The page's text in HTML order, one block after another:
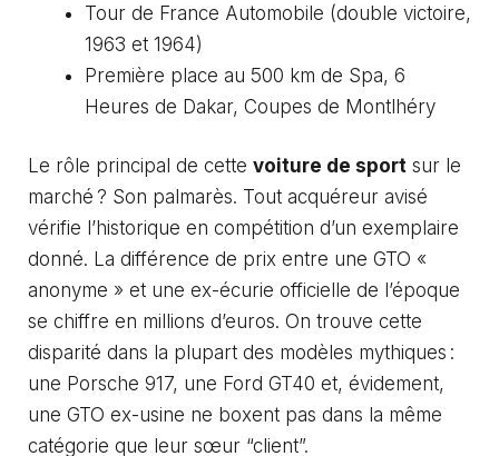
Tour de France Automobile (double victoire,
1963 et 1964)
Première place au 500 km de Spa, 6
Heures de Dakar, Coupes de Montlhéry
Le rôle principal de cette voiture de sport sur le
marché ? Son palmarès. Tout acquéreur avisé
vérifie l’historique en compétition d’un exemplaire
donné. La différence de prix entre une GTO «
anonyme » et une ex-écurie officielle de l’époque
se chiffre en millions d’euros. On trouve cette
disparité dans la plupart des modèles mythiques :
une Porsche 917, une Ford GT40 et, évidement,
une GTO ex-usine ne boxent pas dans la même
catégorie que leur sœur “client”.